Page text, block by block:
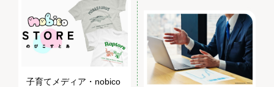
子育てメディア・nobico